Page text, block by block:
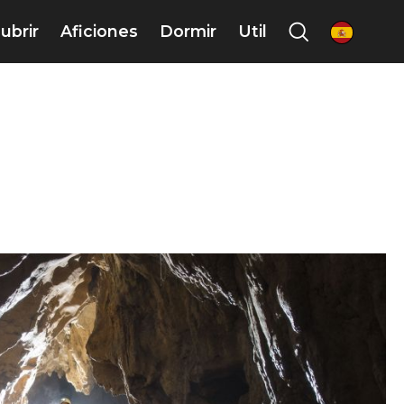
Aficiones Dormir Util es